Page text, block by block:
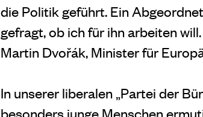
die Politik geführt. Ein
gefragt, ob ich für ihn arbeiten
Martin Dvořák, Minister für
In unserer liberalen „Partei der
besonders junge Menschen